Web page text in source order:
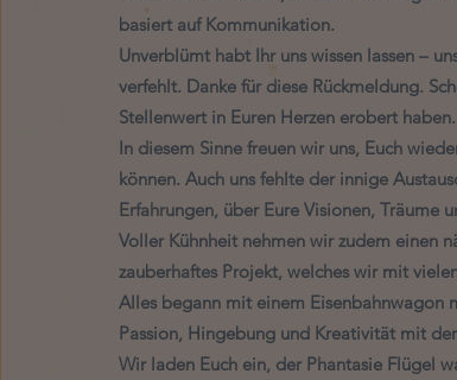
basiert auf Kommunikation.
Unverblümt habt Ihr uns wissen lassen –
verfehlt. Danke für diese Rückmeldung.
Stellenwert in Euren Herzen erobert haben.
In diesem Sinne freuen wir uns, Euch
können. Auch uns fehlte der innige
Erfahrungen, über Eure Visionen, Träume
Voller Kühnheit nehmen wir zudem einen
zauberhaftes Projekt, welches wir mit
Alles begann mit einem Eisenbahnwagon
Passion, Hingebung und Kreativität mit
Wir laden Euch ein, der Phantasie Flügel